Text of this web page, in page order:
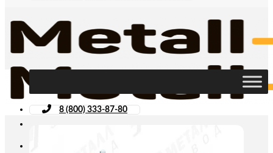
8 (800) 333-87-80